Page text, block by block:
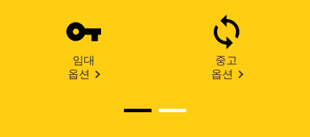
임대
옵션
중고
옵션